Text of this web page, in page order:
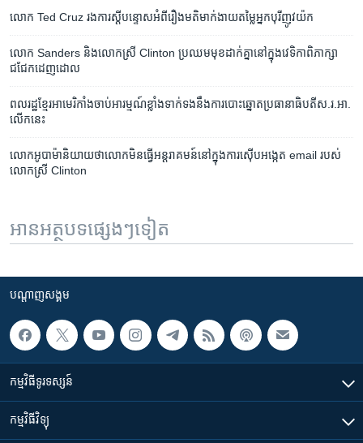
លោក​ Ted Cruz រង​ការ​ស្តី​បន្ទោស​អំពី​រឿង​មតិ​មាក់​ងាយ​តម្លៃ​អ្នក​បុរី​ញូវយ៉ក
លោក Sanders និង​លោកស្រី Clinton ​ប្រឈម​មុខ​ដាក់​គ្នា​នៅ​ក្នុង​វេទិកា​ពិភាក្សា​
ជជែក​ដេញ​ដោល
ពលរដ្ឋ​ខ្មែរ​អាមេរិកាំង​ចាប់​អារម្មណ៍​ខ្លាំង​ទាក់​ទង​នឹង​ការ​បោះឆ្នោត​​ប្រធានាធិបតី​ស.រ.អា.​
លើក​នេះ
លោក​អូបាម៉ា​និយាយ​ថា​លោក​មិន​ធ្វើ​អន្តរាគមន៍​នៅ​ក្នុង​ការស៊ើប​អង្កេត​ email របស់​
លោក​ស្រី​ Clinton
អានអត្ថបទផ្សេងៗទៀត
បណ្តាញ​សង្គម
កម្មវិធី​ទូរទស្សន៍
កម្មវិធី​វិទ្យុ